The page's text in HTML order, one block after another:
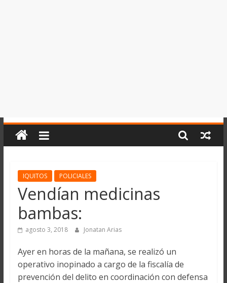
IQUITOS POLICIALES
Vendían medicinas
bambas:
agosto 3, 2018 Jonatan Arias
Ayer en horas de la mañana, se realizó un
operativo inopinado a cargo de la fiscalía de
prevención del delito en coordinación con defensa